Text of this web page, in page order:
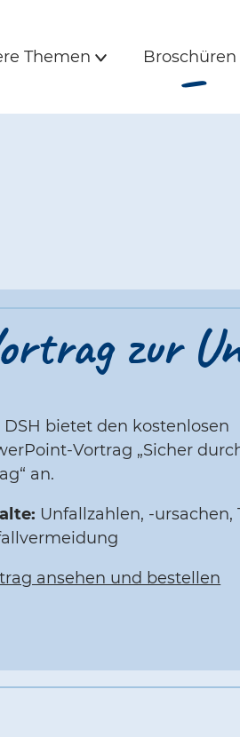
Themen
Themen Broschüren
zur
DSH bietet den kostenlosen
Vortrag „Sicher
an.
Unfallzahlen, -ursachen,
ansehen und bestellen